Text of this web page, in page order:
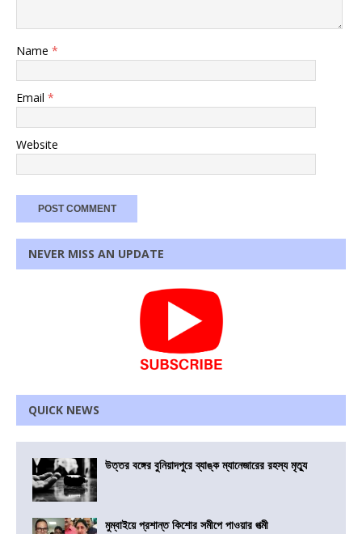
Name *
Email *
Website
NEVER MISS AN UPDATE
QUICK NEWS
উত্তর বঙ্গের বুনিয়াদপুরে ব্যাঙ্ক ম্যানেজারের রহস্য মৃত্যু
মুম্বাইয়ে প্রশান্ত কিশোর সমীপে পাওয়ার পত্মী